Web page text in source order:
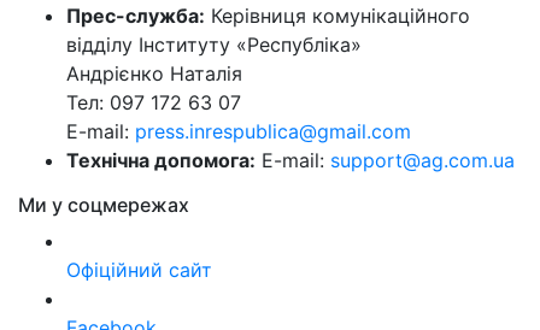
Прес-служба: Керівниця комунікаційного
відділу Інституту «Республіка»
Андрієнко Наталія
Тел: 097 172 63 07
E-mail: press.inrespublica@gmail.com
Технічна допомога: E-mail: support@ag.com.ua
Ми у соцмережах
Офіційний сайт